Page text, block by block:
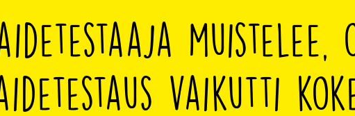
muistelee,
vaikutti